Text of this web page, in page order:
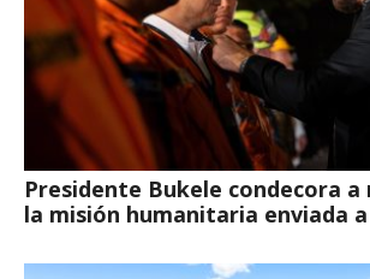
Presidente Bukele condecora a
la misión humanitaria enviada